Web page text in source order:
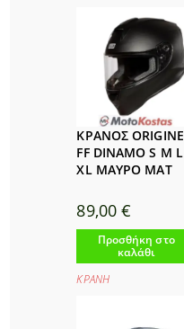
ΚΡΑΝΟΣ ORIGINE
FF DINAMO S M L
XL ΜΑΥΡΟ ΜΑΤ
89,00€
Προσθήκη στο
καλάθι
ΚΡΑΝΗ